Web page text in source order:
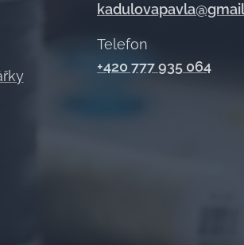
Telefon
+420 777 935 064